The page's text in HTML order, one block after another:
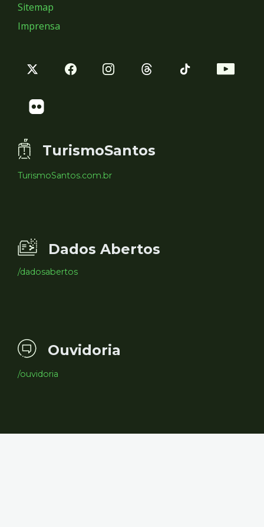
Sitemap
Imprensa
TurismoSantos
TurismoSantos.com.br
Dados Abertos
/dadosabertos
Ouvidoria
/ouvidoria